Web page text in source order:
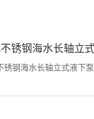
锈钢海水长轴立
锈钢海水长轴立式液下